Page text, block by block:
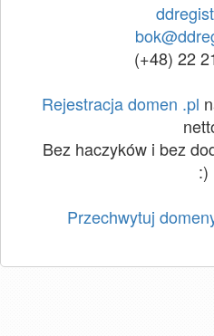
(+48) 22
Rejestracja domen .pl
Bez haczyków i bez
:)
Przechwytuj